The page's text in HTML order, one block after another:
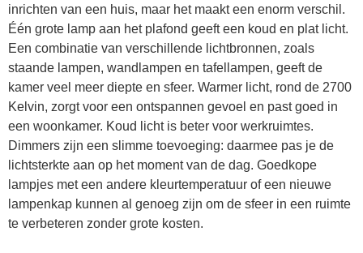
inrichten van een huis, maar het maakt een enorm verschil.
Één grote lamp aan het plafond geeft een koud en plat licht.
Een combinatie van verschillende lichtbronnen, zoals
staande lampen, wandlampen en tafellampen, geeft de
kamer veel meer diepte en sfeer. Warmer licht, rond de 2700
Kelvin, zorgt voor een ontspannen gevoel en past goed in
een woonkamer. Koud licht is beter voor werkruimtes.
Dimmers zijn een slimme toevoeging: daarmee pas je de
lichtsterkte aan op het moment van de dag. Goedkope
lampjes met een andere kleurtemperatuur of een nieuwe
lampenkap kunnen al genoeg zijn om de sfeer in een ruimte
te verbeteren zonder grote kosten.